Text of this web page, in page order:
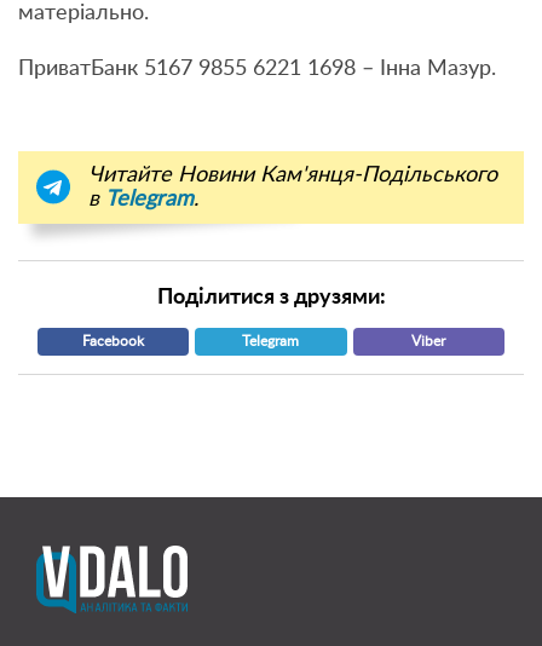
матеріально.
ПриватБанк 5167 9855 6221 1698 – Інна Мазур.
Читайте Новини Кам'янця-Подільського
в Telegram.
Поділитися з друзями:
Facebook Telegram Viber